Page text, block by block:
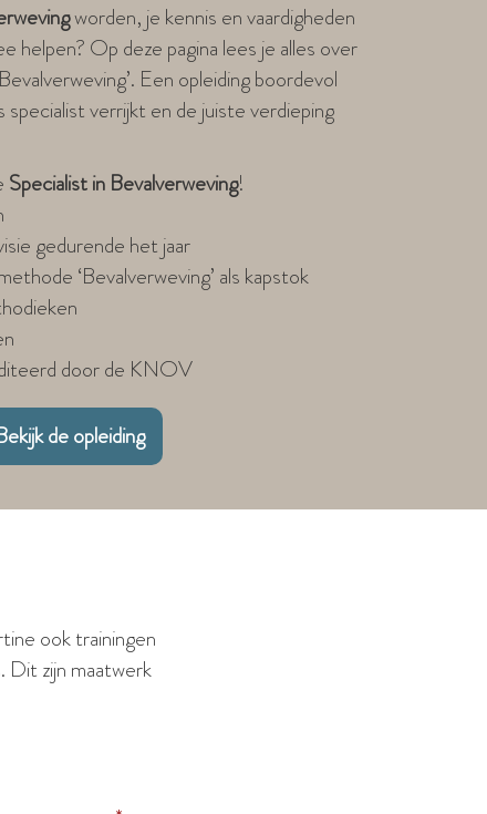
worden, je kennis en vaardigheden
helpen? Op deze pagina lees je alles over
Een opleiding boordevol
verrijkt en de juiste verdieping
Specialist in Bevalverweving!
gedurende het jaar
‘Bevalverweving’ als kapstok
door de KNOV
de opleiding
ook trainingen
Dit zijn maatwerk